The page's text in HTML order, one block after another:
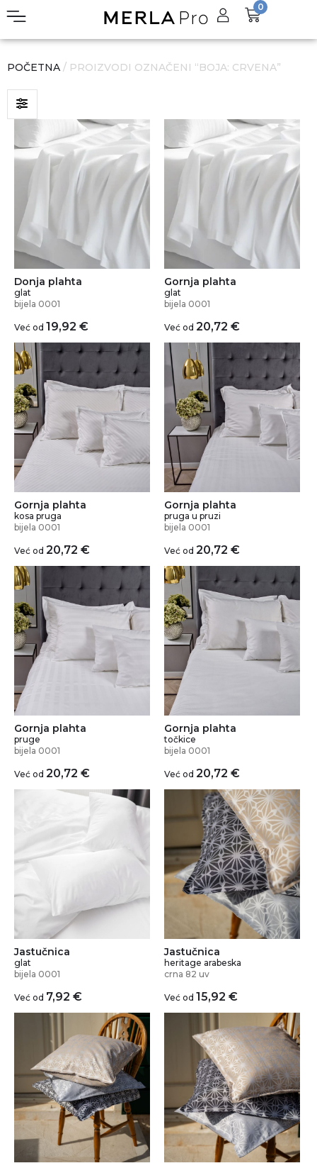
0
POČETNA / PROIZVODI OZNAČENI “BOJA: CRVENA”
Donja plahta
glat
bijela 0001
Već od 19,92 €
Gornja plahta
glat
bijela 0001
Već od 20,72 €
Gornja plahta
kosa pruga
bijela 0001
Već od 20,72 €
Gornja plahta
pruga u pruzi
bijela 0001
Već od 20,72 €
Gornja plahta
pruge
bijela 0001
Već od 20,72 €
Gornja plahta
točkice
bijela 0001
Već od 20,72 €
Jastučnica
glat
bijela 0001
Već od 7,92 €
Jastučnica
heritage arabeska
crna 82 uv
Već od 15,92 €